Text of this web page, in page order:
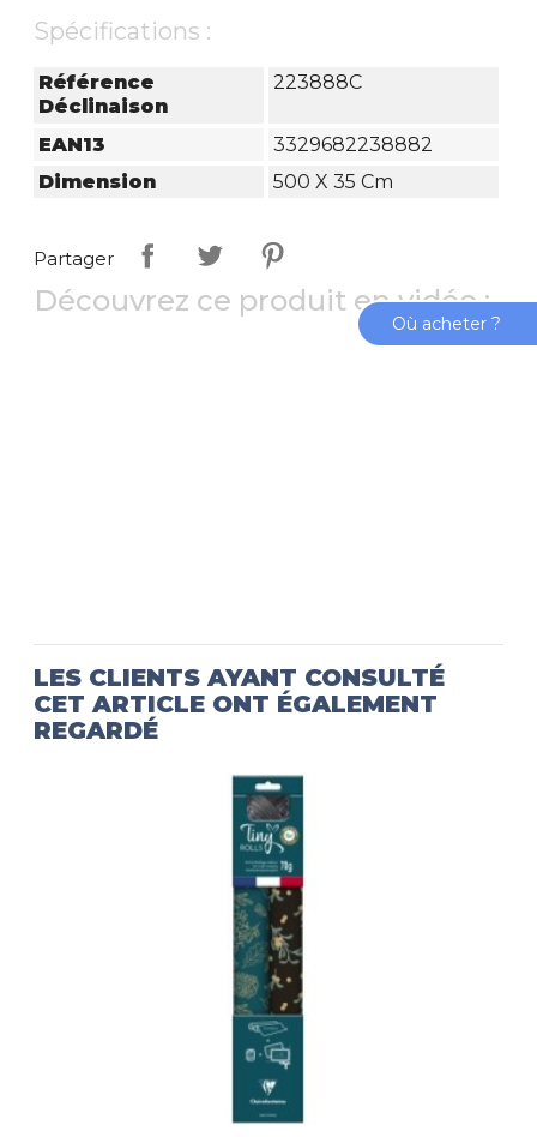
Spécifications :
Référence
Déclinaison
223888C
EAN13
3329682238882
Dimension
500 X 35 Cm
Partager
Découvrez ce produit en vidéo :
LES CLIENTS AYANT CONSULTÉ
CET ARTICLE ONT ÉGALEMENT
REGARDÉ
Où acheter ?